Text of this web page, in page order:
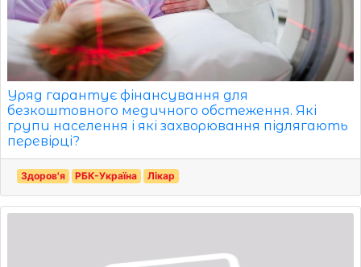
Уряд гарантує фінансування для
безкоштовного медичного обстеження. Які
групи населення і які захворювання підлягають
перевірці?
Здоров'я РБК-Україна Лікар